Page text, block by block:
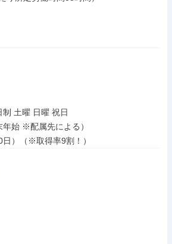
制 土曜 日曜 祝日
始 ※配属先による）
）（※取得率9割！）